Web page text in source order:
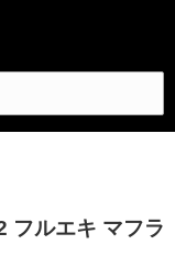
フルエキ マフラ